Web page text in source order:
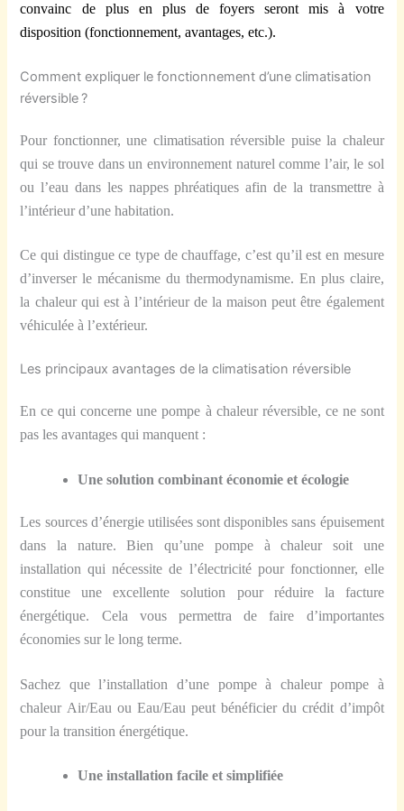
convainc de plus en plus de foyers seront mis à votre
disposition (fonctionnement, avantages, etc.).
Comment expliquer le fonctionnement d’une climatisation
réversible ?
Pour fonctionner, une climatisation réversible puise la chaleur
qui se trouve dans un environnement naturel comme l’air, le sol
ou l’eau dans les nappes phréatiques afin de la transmettre à
l’intérieur d’une habitation.
Ce qui distingue ce type de chauffage, c’est qu’il est en mesure
d’inverser le mécanisme du thermodynamisme. En plus claire,
la chaleur qui est à l’intérieur de la maison peut être également
véhiculée à l’extérieur.
Les principaux avantages de la climatisation réversible
En ce qui concerne une pompe à chaleur réversible, ce ne sont
pas les avantages qui manquent :
Une solution combinant économie et écologie
Les sources d’énergie utilisées sont disponibles sans épuisement
dans la nature. Bien qu’une pompe à chaleur soit une
installation qui nécessite de l’électricité pour fonctionner, elle
constitue une excellente solution pour réduire la facture
énergétique. Cela vous permettra de faire d’importantes
économies sur le long terme.
Sachez que l’installation d’une pompe à chaleur pompe à
chaleur Air/Eau ou Eau/Eau peut bénéficier du crédit d’impôt
pour la transition énergétique.
Une installation facile et simplifiée